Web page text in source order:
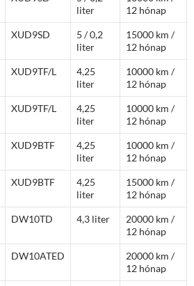
liter
12 hónap
XUD9SD
5 / 0,2
liter
15000 km /
12 hónap
XUD9TF/L
4,25
liter
10000 km /
12 hónap
XUD9TF/L
4,25
liter
10000 km /
12 hónap
XUD9BTF
4,25
liter
10000 km /
12 hónap
XUD9BTF
4,25
liter
15000 km /
12 hónap
DW10TD 4,3 liter
20000 km /
12 hónap
DW10ATED
20000 km /
12 hónap